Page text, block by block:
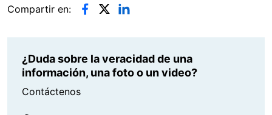
Compartir en:
¿Duda sobre la veracidad de una
información, una foto o un video?
Contáctenos